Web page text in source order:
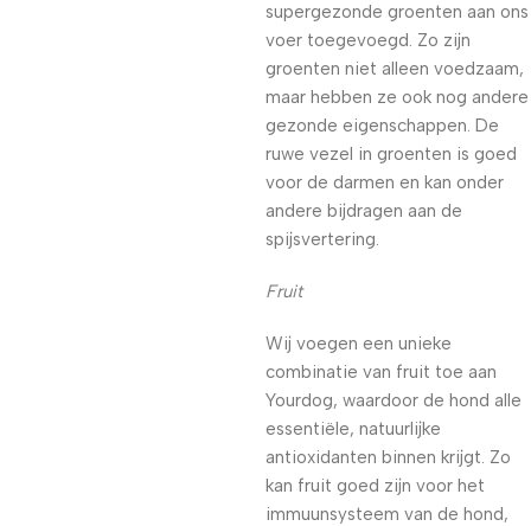
supergezonde groenten aan ons
voer toegevoegd. Zo zijn
groenten niet alleen voedzaam,
maar hebben ze ook nog andere
gezonde eigenschappen. De
ruwe vezel in groenten is goed
voor de darmen en kan onder
andere bijdragen aan de
spijsvertering.
Fruit
Wij voegen een unieke
combinatie van fruit toe aan
Yourdog, waardoor de hond alle
essentiële, natuurlijke
antioxidanten binnen krijgt. Zo
kan fruit goed zijn voor het
immuunsysteem van de hond,